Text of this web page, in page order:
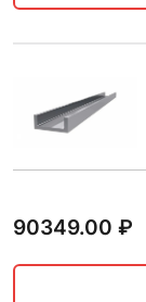
90349.00 ₽